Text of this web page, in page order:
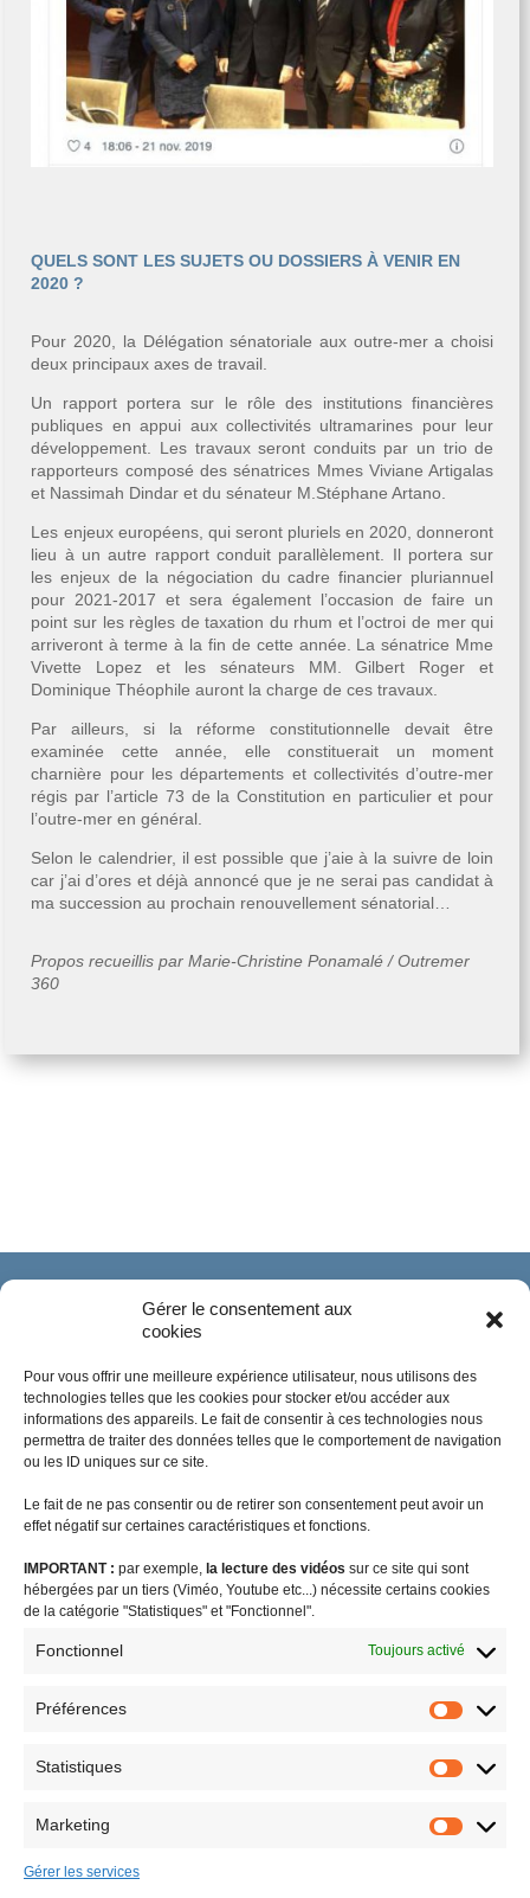
Gérer le consentement aux
cookies
Pour vous offrir une meilleure expérience utilisateur, nous utilisons des
technologies telles que les cookies pour stocker et/ou accéder aux
informations des appareils. Le fait de consentir à ces technologies nous
permettra de traiter des données telles que le comportement de navigation
ou les ID uniques sur ce site.
Le fait de ne pas consentir ou de retirer son consentement peut avoir un
effet négatif sur certaines caractéristiques et fonctions.
IMPORTANT : par exemple, la lecture des vidéos sur ce site qui sont
hébergées par un tiers (Viméo, Youtube etc...) nécessite certains cookies
de la catégorie "Statistiques" et "Fonctionnel".
Fonctionnel Toujours activé
Préférences
Statistiques
Marketing
Gérer les services
QUELS SONT LES SUJETS OU DOSSIERS À VENIR EN
2020 ?
Pour 2020, la Délégation sénatoriale aux outre-mer a choisi
deux principaux axes de travail.
Un rapport portera sur le rôle des institutions financières
publiques en appui aux collectivités ultramarines pour leur
développement. Les travaux seront conduits par un trio de
rapporteurs composé des sénatrices Mmes Viviane Artigalas
et Nassimah Dindar et du sénateur M.Stéphane Artano.
Les enjeux européens, qui seront pluriels en 2020, donneront
lieu à un autre rapport conduit parallèlement. Il portera sur
les enjeux de la négociation du cadre financier pluriannuel
pour 2021-2017 et sera également l’occasion de faire un
point sur les règles de taxation du rhum et l’octroi de mer qui
arriveront à terme à la fin de cette année. La sénatrice Mme
Vivette Lopez et les sénateurs MM. Gilbert Roger et
Dominique Théophile auront la charge de ces travaux.
Par ailleurs, si la réforme constitutionnelle devait être
examinée cette année, elle constituerait un moment
charnière pour les départements et collectivités d’outre-mer
régis par l’article 73 de la Constitution en particulier et pour
l’outre-mer en général.
Selon le calendrier, il est possible que j’aie à la suivre de loin
car j’ai d’ores et déjà annoncé que je ne serai pas candidat à
ma succession au prochain renouvellement sénatorial…
Propos recueillis par Marie-Christine Ponamalé / Outremer
360
#coronavirus agriculture
audiovisuel public visibilité outre-mer
biodiversité
Brexit budget outre-mer
caisse de prévoyance sociale
charges sociales
DGC
EROM : égalité réelle outre-mer
femmes outremer
LODEOM
logement
PLFSS
revue de presse
Saint-Barthélemy
Small Business Act